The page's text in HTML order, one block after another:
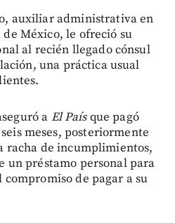
auxiliar administrativa en
México, le ofreció su
al recién llegado cónsul
una práctica usual
a El Paísque pagó
meses, posteriormente
racha de incumplimientos,
un préstamo personal para
de pagar a su